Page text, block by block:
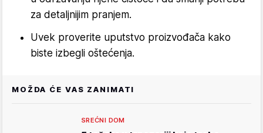
za detaljnijim pranjem.
Uvek proverite uputstvo proizvođača kako
biste izbegli oštećenja.
MOŽDA ĆE VAS ZANIMATI
SREĆNI DOM